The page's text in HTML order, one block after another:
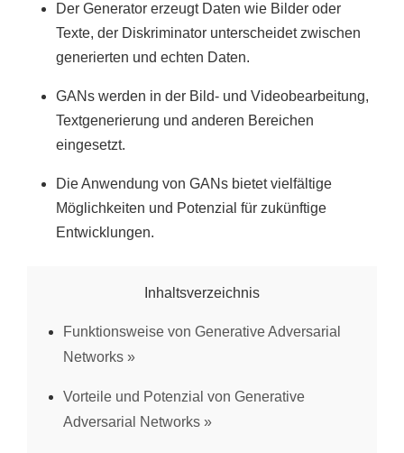
Der Generator erzeugt Daten wie Bilder oder
Texte, der Diskriminator unterscheidet zwischen
generierten und echten Daten.
GANs werden in der Bild- und Videobearbeitung,
Textgenerierung und anderen Bereichen
eingesetzt.
Die Anwendung von GANs bietet vielfältige
Möglichkeiten und Potenzial für zukünftige
Entwicklungen.
Inhaltsverzeichnis
Funktionsweise von Generative Adversarial
Networks
Vorteile und Potenzial von Generative
Adversarial Networks